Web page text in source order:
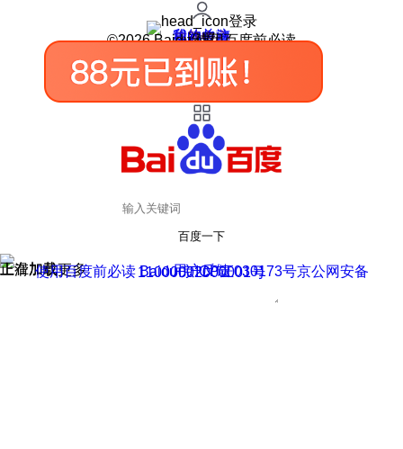
登录
我的关注
我的收藏
皮肤中心
用户反馈
设置
©2026 Baidu 使用百度前必读
百度一下
正在加载
上滑加载更多 用户反馈
使用百度前必读 Baidu 京ICP证030173号
京公网安备11000002000001号